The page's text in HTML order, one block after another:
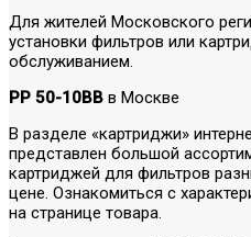
Для жителей Московского
установки фильтров или
обслуживанием.
PP 50-10BB в Москве
В разделе «картриджи»
представлен большой
картриджей для фильтров
цене. Ознакомиться с
на странице товара.